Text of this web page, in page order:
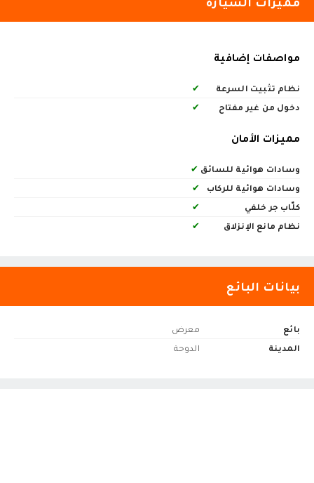
مواصفات إضافية
نظام تثبيت السرعة
✔
دخول من غير مفتاح
✔
مميزات الأمان
وسادات هوائية للسائق ✔
وسادات هوائية للركاب
✔
كلّاب جر خلفي
✔
نظام مانع الإنزلاق
✔
بيانات البائع
بائع
معرض
المدينة
الدوحة